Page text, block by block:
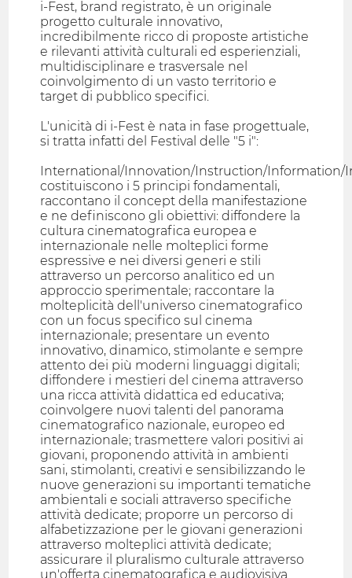
i-Fest, brand registrato, è un originale
progetto culturale innovativo,
incredibilmente ricco di proposte artistiche
e rilevanti attività culturali ed esperienziali,
multidisciplinare e trasversale nel
coinvolgimento di un vasto territorio e
target di pubblico specifici.
L'unicità di i-Fest è nata in fase progettuale,
si tratta infatti del Festival delle "5 i":
International/Innovation/Instruction/Information/
costituiscono i 5 principi fondamentali,
raccontano il concept della manifestazione
e ne definiscono gli obiettivi: diffondere la
cultura cinematografica europea e
internazionale nelle molteplici forme
espressive e nei diversi generi e stili
attraverso un percorso analitico ed un
approccio sperimentale; raccontare la
molteplicità dell'universo cinematografico
con un focus specifico sul cinema
internazionale; presentare un evento
innovativo, dinamico, stimolante e sempre
attento dei più moderni linguaggi digitali;
diffondere i mestieri del cinema attraverso
una ricca attività didattica ed educativa;
coinvolgere nuovi talenti del panorama
cinematografico nazionale, europeo ed
internazionale; trasmettere valori positivi ai
giovani, proponendo attività in ambienti
sani, stimolanti, creativi e sensibilizzando le
nuove generazioni su importanti tematiche
ambientali e sociali attraverso specifiche
attività dedicate; proporre un percorso di
alfabetizzazione per le giovani generazioni
attraverso molteplici attività dedicate;
assicurare il pluralismo culturale attraverso
un'offerta cinematografica e audiovisiva